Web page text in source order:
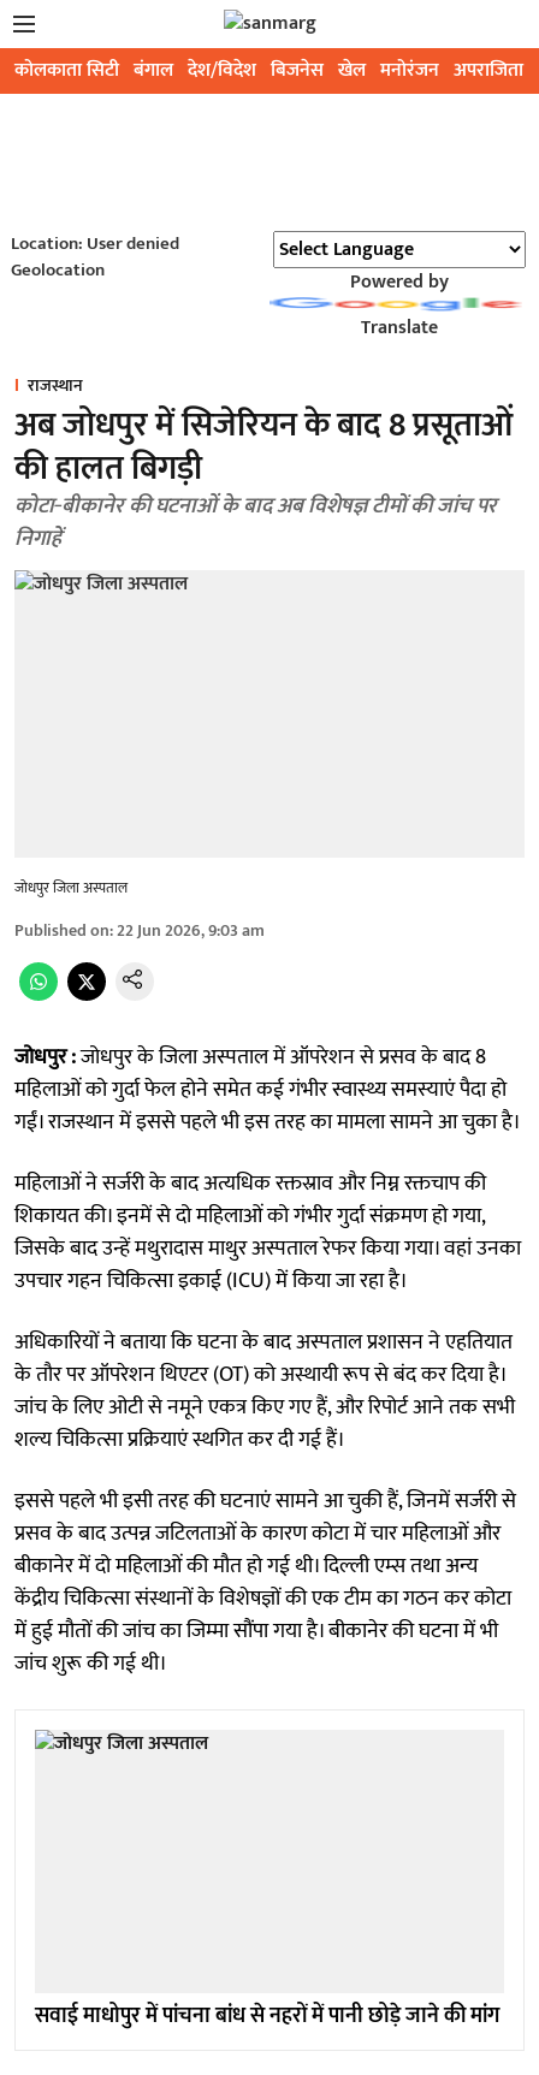
कोलकाता सिटी बंगाल देश/विदेश बिजनेस खेल मनोरंजन अपराजिता
Location: User denied
Geolocation
Powered by
Translate
राजस्थान
अब जोधपुर में सिजेरियन के बाद 8 प्रसूताओं
की हालत बिगड़ी
कोटा‑बीकानेर की घटनाओं के बाद अब विशेषज्ञ टीमों की जांच पर
निगाहें
जोधपुर जिला अस्पताल
Published on:22 Jun 2026, 9:03 am
जोधपुर :जोधपुर के जिला अस्पताल में ऑपरेशन से प्रसव के बाद 8
महिलाओं को गुर्दा फेल होने समेत कई गंभीर स्वास्थ्य समस्याएं पैदा हो
गईं। राजस्थान में इससे पहले भी इस तरह का मामला सामने आ चुका है।
महिलाओं ने सर्जरी के बाद अत्यधिक रक्तस्राव और निम्न रक्तचाप की
शिकायत की। इनमें से दो महिलाओं को गंभीर गुर्दा संक्रमण हो गया,
जिसके बाद उन्हें मथुरादास माथुर अस्पताल रेफर किया गया। वहां उनका
उपचार गहन चिकित्सा इकाई (ICU) में किया जा रहा है।
अधिकारियों ने बताया कि घटना के बाद अस्पताल प्रशासन ने एहतियात
के तौर पर ऑपरेशन थिएटर (OT) को अस्थायी रूप से बंद कर दिया है।
जांच के लिए ओटी से नमूने एकत्र किए गए हैं, और रिपोर्ट आने तक सभी
शल्य चिकित्सा प्रक्रियाएं स्थगित कर दी गई हैं।
इससे पहले भी इसी तरह की घटनाएं सामने आ चुकी हैं, जिनमें सर्जरी से
प्रसव के बाद उत्पन्न जटिलताओं के कारण कोटा में चार महिलाओं और
बीकानेर में दो महिलाओं की मौत हो गई थी। दिल्ली एम्स तथा अन्य
केंद्रीय चिकित्सा संस्थानों के विशेषज्ञों की एक टीम का गठन कर कोटा
में हुई मौतों की जांच का जिम्मा सौंपा गया है। बीकानेर की घटना में भी
जांच शुरू की गई थी।
सवाई माधोपुर में पांचना बांध से नहरों में पानी छोड़े जाने की मांग